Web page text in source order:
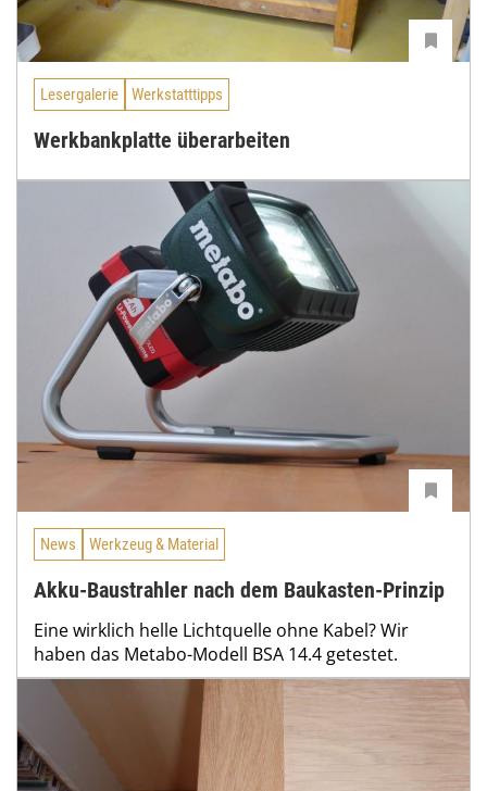
Lesergalerie Werkstatttipps
Werkbankplatte überarbeiten
News Werkzeug & Material
Akku-Baustrahler nach dem Baukasten-Prinzip
Eine wirklich helle Lichtquelle ohne Kabel? Wir
haben das Metabo-Modell BSA 14.4 getestet.